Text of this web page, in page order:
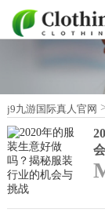
j9九游国际真人官网